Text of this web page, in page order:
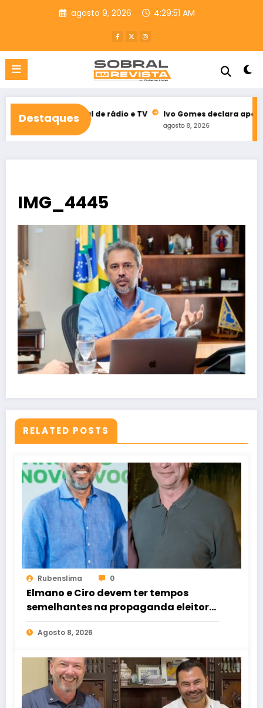
agosto 9, 2026 4:29:52 AM
Destaques
eleitoral de rádio e TV Ivo Gomes declara apoio à reeleição
IMG_4445
RELATED POSTS
Rubenslima 0
Elmano e Ciro devem ter tempos
semelhantes na propaganda eleitoral
de rádio e TV
Agosto 8, 2026